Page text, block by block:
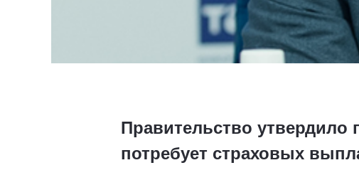
Правительство утвердило
потребует страховых